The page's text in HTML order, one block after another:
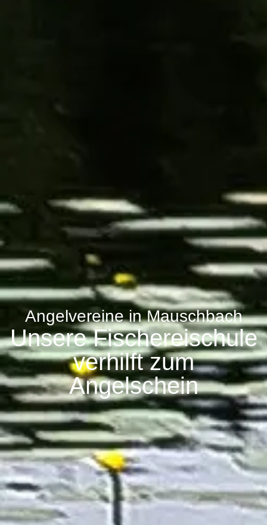
Angelvereine in Mauschbach
Unsere Fischereischule
verhilft zum
Angelschein